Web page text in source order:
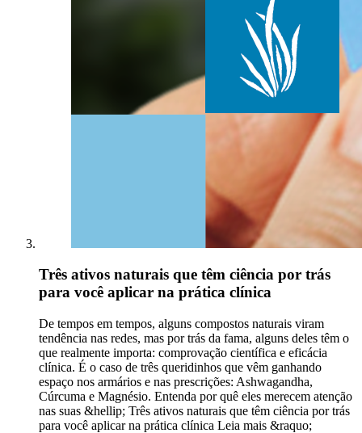
Três ativos naturais que têm ciência por trás
para você aplicar na prática clínica
De tempos em tempos, alguns compostos naturais viram
tendência nas redes, mas por trás da fama, alguns deles têm o
que realmente importa: comprovação científica e eficácia
clínica. É o caso de três queridinhos que vêm ganhando
espaço nos armários e nas prescrições: Ashwagandha,
Cúrcuma e Magnésio. Entenda por quê eles merecem atenção
nas suas &hellip; Três ativos naturais que têm ciência por trás
para você aplicar na prática clínica Leia mais &raquo;